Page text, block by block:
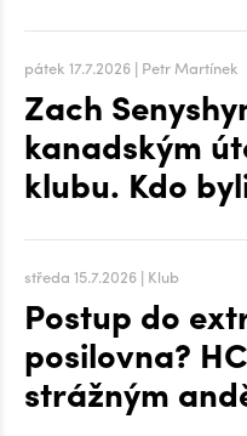
pátek 17.7.2026 | Petr Martínek
Zach
kanadským
klubu. Kdo
středa 15.7.2026 | Klub
Postup do
posilovna?
strážným